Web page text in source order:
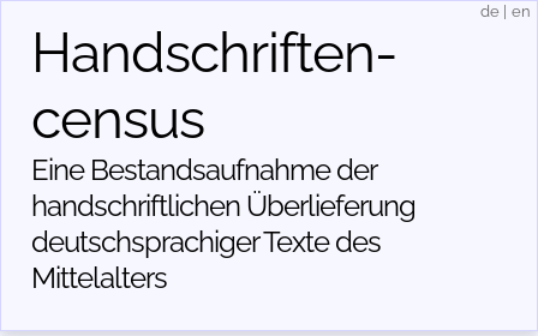
Handschriften­
census
Eine Bestandsaufnahme der
handschriftlichen Über­lieferung
deutschsprachiger Texte des
Mittelalters
de en